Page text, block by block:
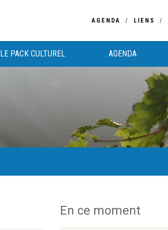
AGENDA LIENS
LE PACK CULTUREL AGENDA
En ce moment